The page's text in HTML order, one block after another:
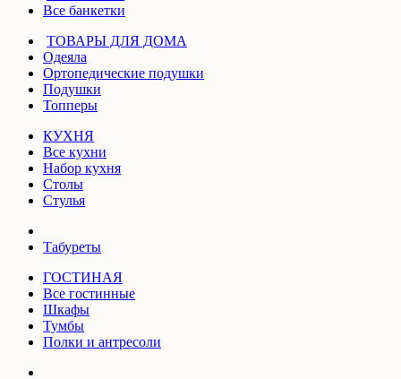
Все банкетки
ТОВАРЫ ДЛЯ ДОМА
Одеяла
Ортопедические подушки
Подушки
Топперы
КУХНЯ
Все кухни
Набор кухня
Столы
Стулья
Табуреты
ГОСТИНАЯ
Все гостинные
Шкафы
Тумбы
Полки и антресоли